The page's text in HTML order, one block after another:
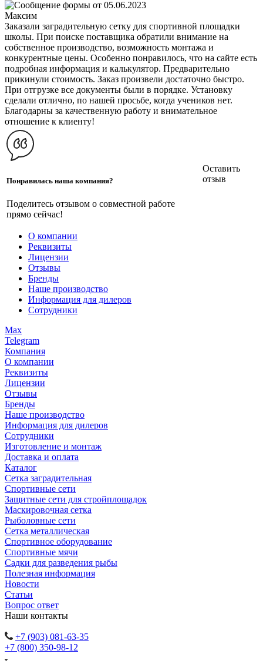
Максим
Заказали заградительную сетку для спортивной площадки
школы. При поиске поставщика обратили внимание на
собственное производство, возможность монтажа и
конкурентные цены. Особенно понравилось, что на сайте есть
подробная информация и калькулятор. Предварительно
прикинули стоимость. Заказ произвели достаточно быстро.
При отгрузке все документы были в порядке. Установку
сделали отлично, по нашей просьбе, когда учеников нет.
Благодарны за качественную работу и внимательное
отношение к клиенту!
Понравилась наша компания?
Поделитесь отзывом о совместной работе
прямо сейчас!
Оставить
отзыв
О компании
Реквизиты
Лицензии
Отзывы
Бренды
Наше производство
Информация для дилеров
Сотрудники
Max
Telegram
Компания
О компании
Реквизиты
Лицензии
Отзывы
Бренды
Наше производство
Информация для дилеров
Сотрудники
Изготовление и монтаж
Доставка и оплата
Каталог
Сетка заградительная
Спортивные сети
Защитные сети для стройплощадок
Маскировочная сетка
Рыболовные сети
Сетка металлическая
Спортивное оборудование
Спортивные мячи
Садки для разведения рыбы
Полезная информация
Новости
Статьи
Вопрос ответ
Наши контакты
+7 (903) 081-63-35
+7 (800) 350-98-12